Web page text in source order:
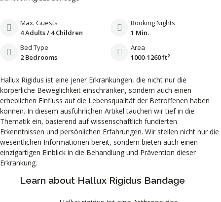
Max. Guests
4 Adults / 4 Children
Booking Nights
1 Min.
Bed Type
2 Bedrooms
Area
1000-1260 ft²
Hallux Rigidus ist eine jener Erkrankungen, die nicht nur die
körperliche Beweglichkeit einschränken, sondern auch einen
erheblichen Einfluss auf die Lebensqualität der Betroffenen haben
können. In diesem ausführlichen Artikel tauchen wir tief in die
Thematik ein, basierend auf wissenschaftlich fundierten
Erkenntnissen und persönlichen Erfahrungen. Wir stellen nicht nur die
wesentlichen Informationen bereit, sondern bieten auch einen
einzigartigen Einblick in die Behandlung und Prävention dieser
Erkrankung.
Learn about Hallux Rigidus Bandage